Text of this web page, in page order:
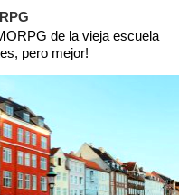
de la vieja escuela
pero mejor!